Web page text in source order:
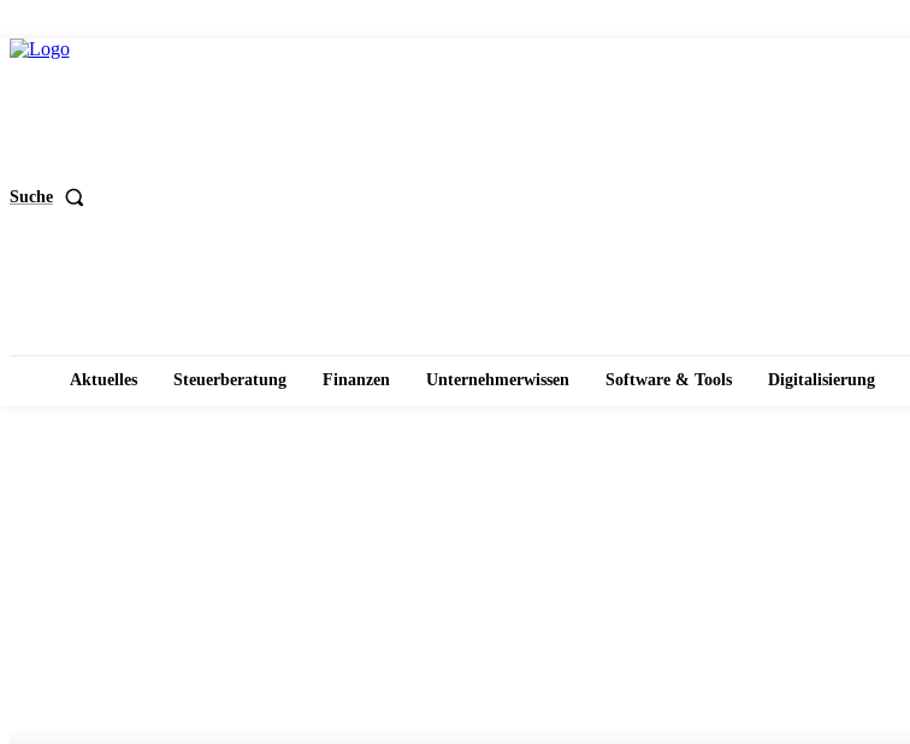
Suche
Aktuelles Steuerberatung Finanzen Unternehmerwissen Software & Tools Digitalisierung